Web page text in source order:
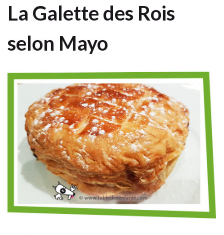
La Galette des Rois
selon Mayo